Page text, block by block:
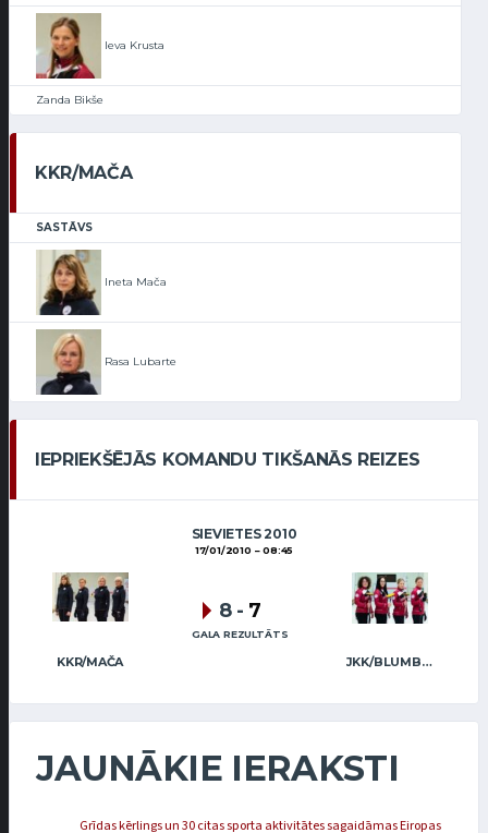
Ieva Krusta
Zanda Bikše
KKR/MAČA
SASTĀVS
Ineta Mača
Rasa Lubarte
IEPRIEKŠĒJĀS KOMANDU TIKŠANĀS REIZES
SIEVIETES 2010
17/01/2010 08:45
KKR/MAČA JKK/BLUMBERGA-BĒRZIŅA
8 - 7
GALA REZULTĀTS
JAUNĀKIE IERAKSTI
Grīdas kērlings un 30 citas sporta aktivitātes sagaidāmas Eiropas